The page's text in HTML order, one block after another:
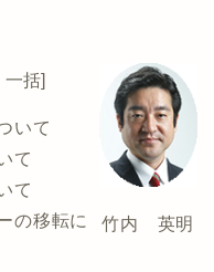
括]
いて
て
て
の移転に
竹内 英明